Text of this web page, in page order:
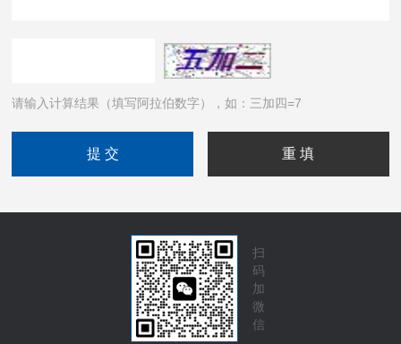
请输入计算结果（填写阿拉伯数字），如：三加四=7
扫
码
加
微
信